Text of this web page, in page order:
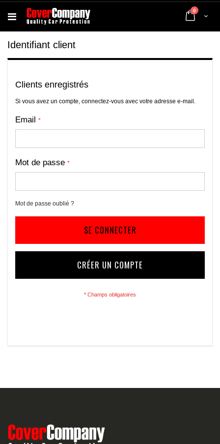
Cart
0 articles
Identifiant client
Clients enregistrés
Si vous avez un compte, connectez-vous avec votre adresse e-mail.
Email
Mot de passe
Mot de passe oublié ?
SE CONNECTER
CRÉER UN COMPTE